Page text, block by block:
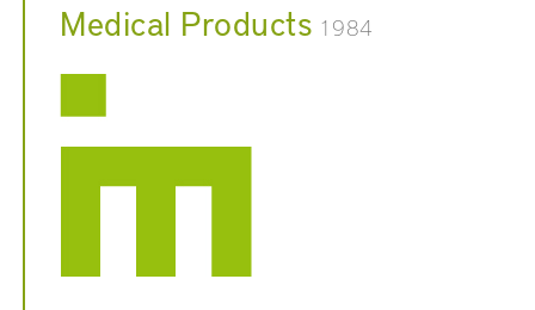
Medical Products 1984